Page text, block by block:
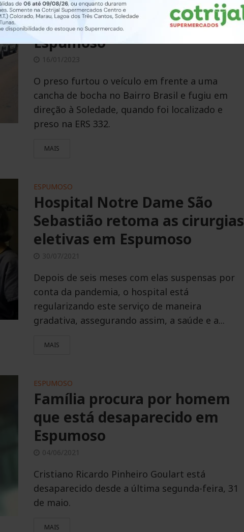
Homem é preso minutos
após furtar veículo em
Espumoso
16/01/2023
O preso furtou o veículo em frente a uma
cancha de bocha no Bairro Brasil e fugiu em
direção à Soledade, quando foi localizado e
preso na ERS 332.
MAIS
ESPUMOSO
Hospital Notre Dame São
Sebastião retoma as cirurgias
eletivas em Espumoso
30/07/2021
Depois de seis meses com elas suspensas por
conta da pandemia, o hospital está
regularizando este serviço de maneira
gradativa, assegurando assim, a saúde e a...
MAIS
ESPUMOSO
Família procura por homem
que está desaparecido em
Espumoso
04/06/2021
Cristiano Ricardo Pinheiro Goulart está
desaparecido desde a última segunda-feira, 31
de maio.
MAIS